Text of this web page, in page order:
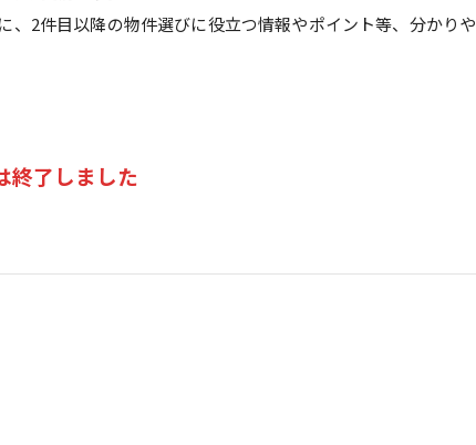
2件目以降の物件選びに役立つ情報やポイント等、分かりや
終了しました